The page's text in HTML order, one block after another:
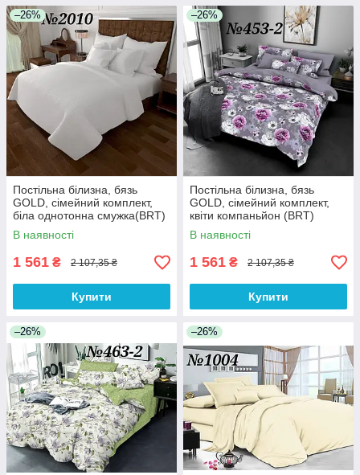
–26%
Постільна білизна, бязь
GOLD, сімейний комплект,
біла однотонна смужка(BRT)
В наявності
1 561 ₴ 2 107,35 ₴
Купити
–26%
Постільна білизна, бязь
GOLD, сімейний комплект,
квіти компаньйон (BRT)
В наявності
1 561 ₴ 2 107,35 ₴
Купити
–26% –26%